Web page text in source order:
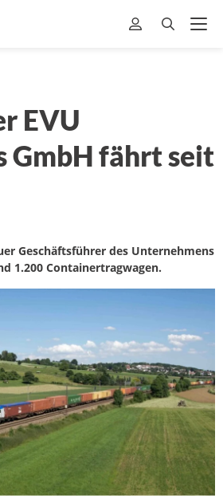
EVU
GmbH fährt seit
Geschäftsführer des Unternehmens
1.200 Containertragwagen.